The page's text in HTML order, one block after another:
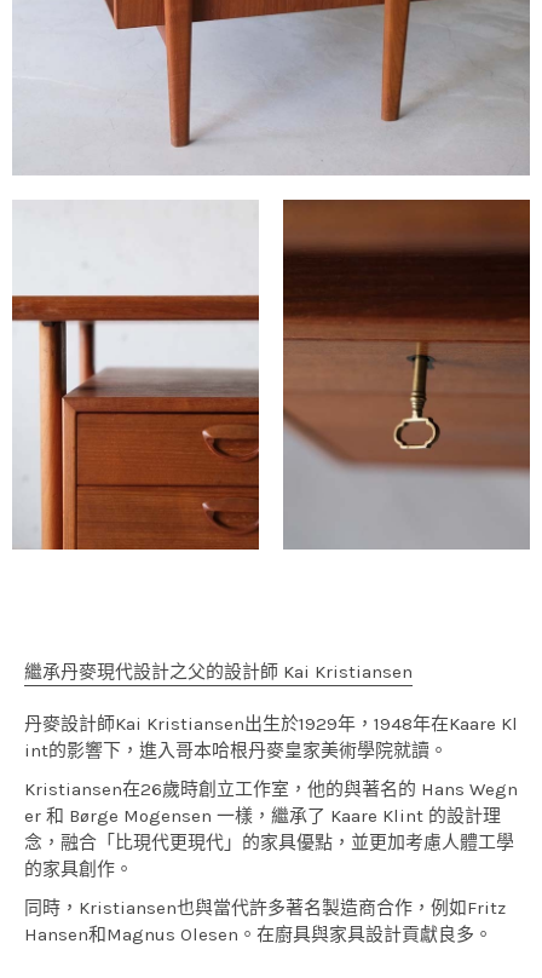
繼承丹麥現代設計之父的設計師 Kai Kristiansen
丹麥設計師Kai Kristiansen出生於1929年，1948年在Kaare Kl
int的影響下，進入哥本哈根丹麥皇家美術學院就讀。
Kristiansen在26歲時創立工作室，他的與著名的 Hans Wegn
er 和 Børge Mogensen 一樣，繼承了 Kaare Klint 的設計理
念，融合「比現代更現代」的家具優點，並更加考慮人體工學
的家具創作。
同時，Kristiansen也與當代許多著名製造商合作，例如Fritz
Hansen和Magnus Olesen。在廚具與家具設計貢獻良多。